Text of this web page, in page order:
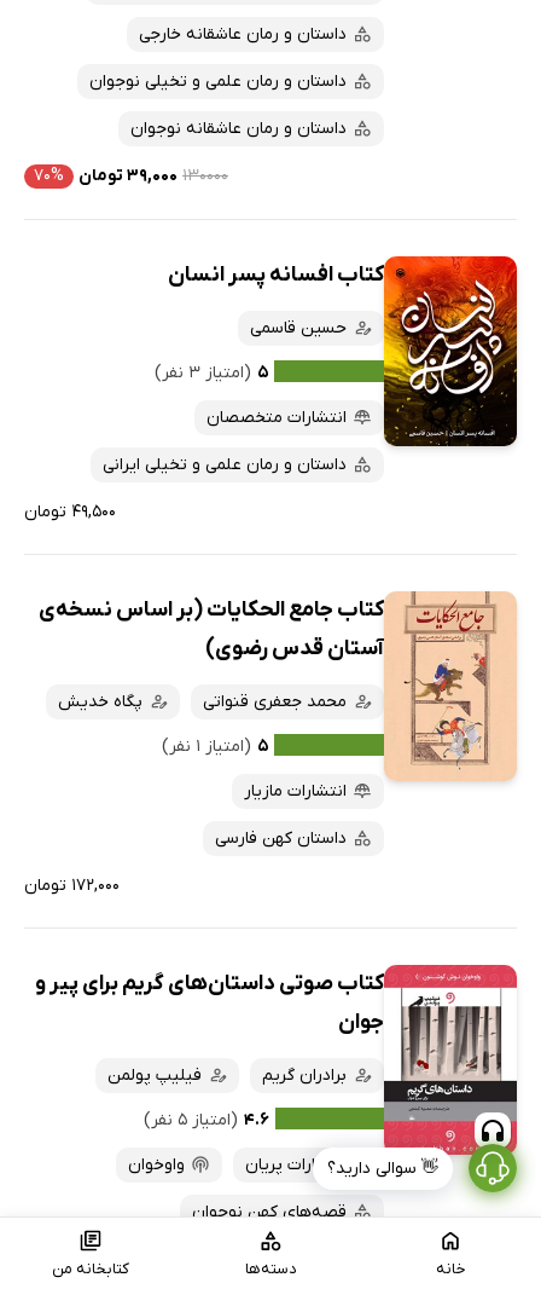
خانه دسته‌ها کتابخانه من
داستان و رمان عاشقانه خارجی
داستان و رمان علمی و تخیلی نوجوان
داستان و رمان عاشقانه نوجوان
۱۳۰۰۰۰ ۳۹,۰۰۰ تومان ۷۰%
کتاب افسانه پسر انسان
حسین قاسمی
۵ (امتیاز ۳ نفر)
انتشارات متخصصان
داستان و رمان علمی و تخیلی ایرانی
۴۹,۵۰۰ تومان
کتاب جامع‌ الحکایات (بر اساس نسخه‌ی
آستان قدس رضوی)
محمد جعفری قنواتی
پگاه خدیش
۵ (امتیاز ۱ نفر)
انتشارات مازیار
داستان کهن فارسی
۱۷۲,۰۰۰ تومان
کتاب صوتی داستان‌های گریم برای پیر و
جوان
برادران گریم
فیلیپ پولمن
۴.۶ (امتیاز ۵ نفر)
انتشارات پریان
واوخوان
قصه‌های کهن نوجوان
۸۳,۰۰۰ تومان
👋 سوالی دارید؟